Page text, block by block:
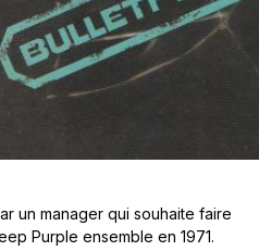
un manager qui souhaite faire
Purple ensemble en 1971.